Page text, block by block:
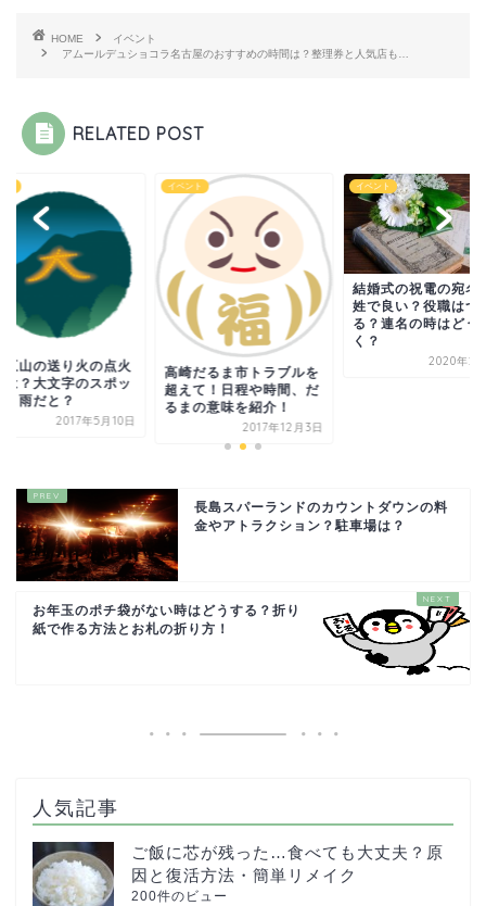
HOME
イベント
アムールデュショコラ名古屋のおすすめの時間は？整理券と人気店も…
RELATED POST
五山の送り火の点火
は？大文字のスポッ
？雨だと？
2017年5月10日
イベント
高崎だるま市トラブルを
超えて！日程や時間、だ
るまの意味を紹介！
2017年12月3日
イベント
結婚式の祝電の宛名
姓で良い？役職はつ
る？連名の時はどう
く？
2020年2
長島スパーランドのカウントダウンの料
金やアトラクション？駐車場は？
お年玉のポチ袋がない時はどうする？折り
紙で作る方法とお札の折り方！
人気記事
ご飯に芯が残った…食べても大丈夫？原
因と復活方法・簡単リメイク
200件のビュー